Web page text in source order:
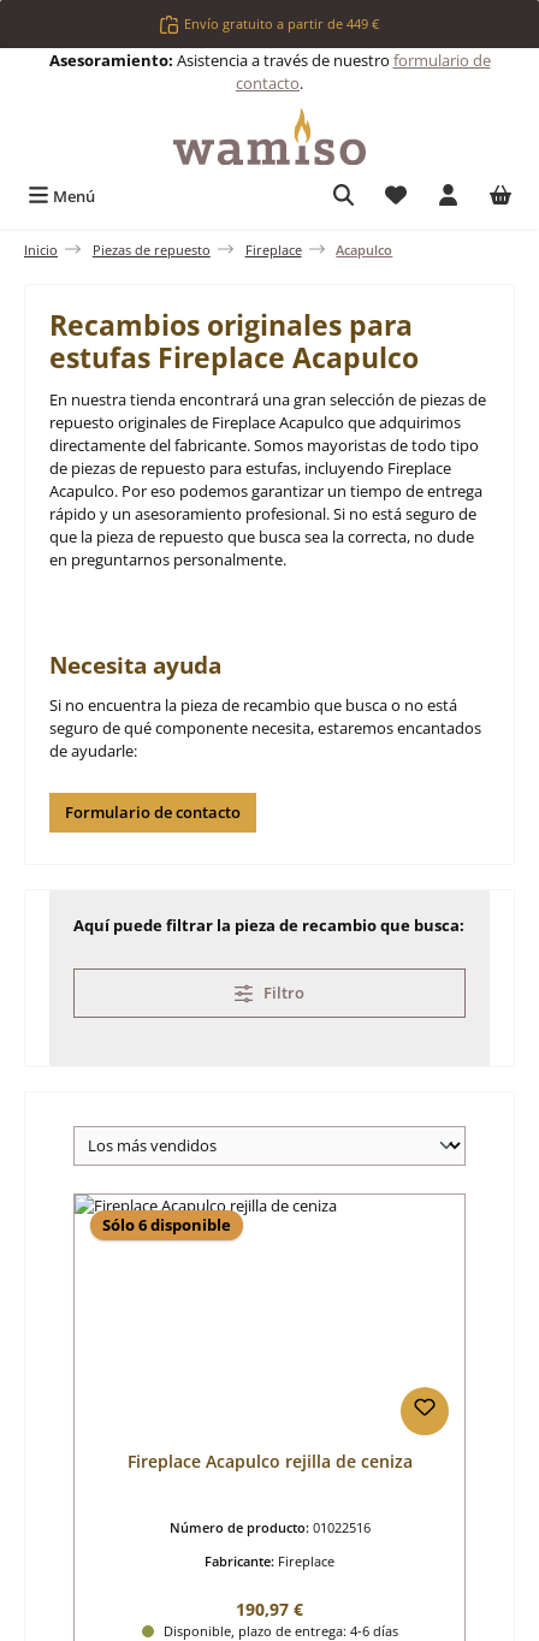
Saltar al contenido principalEnvío gratuito a partir de 449 €
Asesoramiento: Asistencia a través de nuestro formulario de
contacto.
Menú Tienes 0
Inicio Piezas de repuesto Fireplace Acapulco
Recambios originales para
estufas Fireplace Acapulco
En nuestra tienda encontrará una gran selección de piezas de
repuesto originales de Fireplace Acapulco que adquirimos
directamente del fabricante. Somos mayoristas de todo tipo
de piezas de repuesto para estufas, incluyendo Fireplace
Acapulco. Por eso podemos garantizar un tiempo de entrega
rápido y un asesoramiento profesional. Si no está seguro de
que la pieza de repuesto que busca sea la correcta, no dude
en preguntarnos personalmente.
Necesita ayuda
Si no encuentra la pieza de recambio que busca o no está
seguro de qué componente necesita, estaremos encantados
de ayudarle:
Formulario de contacto
Aquí puede filtrar la pieza de recambio que busca:
Filtro
Sólo 6 disponible
Fireplace Acapulco rejilla de ceniza
Número de producto: 01022516
Fabricante: Fireplace
Precio normal:
190,97 €
Disponible, plazo de entrega: 4-6 días